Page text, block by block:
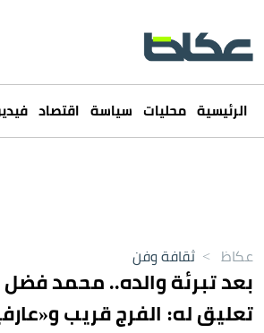
الرئيسية محليات سياسة اقتصاد
عكاظ > ثقافة وفن
بعد تبرئة والده.. محمد
تعليق له: الفرج قريب